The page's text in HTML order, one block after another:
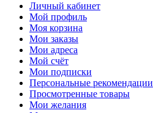
Личный кабинет
Мой профиль
Моя корзина
Мои заказы
Мои адреса
Мой счёт
Мои подписки
Персональные рекомендации
Просмотренные товары
Мои желания